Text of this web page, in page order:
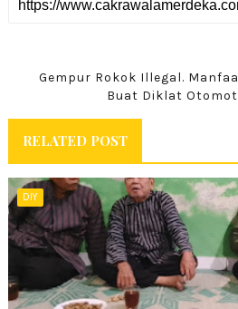
Gempur Rokok Illegal.
Buat Diklat
RELATED POST
DIY